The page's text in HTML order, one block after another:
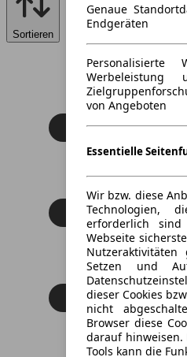
Sortieren
Genaue
Endgeräten
von Angeboten
Essentielle
Wir bzw. diese
Technologien,
erforderlich
Webseite
Setzen und
dieser Cookies
nicht
Browser diese
darauf hinweisen.
Tools kann die